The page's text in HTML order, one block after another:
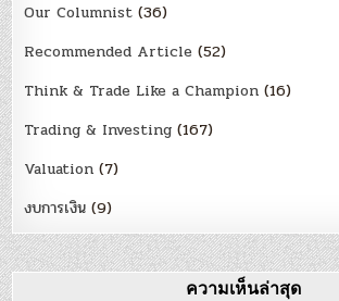
Our Columnist (36)
Recommended Article (52)
Think & Trade Like a Champion (16)
Trading & Investing (167)
Valuation (7)
งบการเงิน (9)
ความเห็นล่าสุด